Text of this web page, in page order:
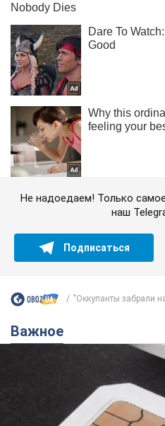
Не надоедаем! Только
наш
Подписаться
"Оккупанты забрали
Важное